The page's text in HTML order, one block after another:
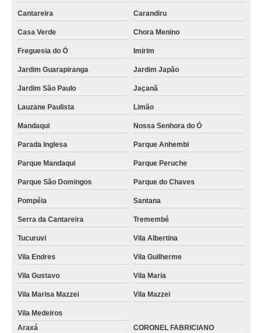
Cantareira Carandiru
Casa Verde Chora Menino
Freguesia do Ó Imirim
Jardim Guarapiranga Jardim Japão
Jardim São Paulo Jaçanã
Lauzane Paulista Limão
Mandaqui Nossa Senhora do Ó
Parada Inglesa Parque Anhembi
Parque Mandaqui Parque Peruche
Parque São Domingos Parque do Chaves
Pompéia Santana
Serra da Cantareira Tremembé
Tucuruvi Vila Albertina
Vila Endres Vila Guilherme
Vila Gustavo Vila Maria
Vila Marisa Mazzei Vila Mazzei
Vila Medeiros
Araxá
CORONEL FABRICIANO